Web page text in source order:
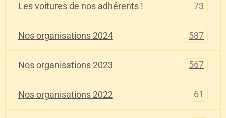
Les voitures de nos adhérents ! 73
Nos organisations 2024 587
Nos organisations 2023 567
Nos organisations 2022 61